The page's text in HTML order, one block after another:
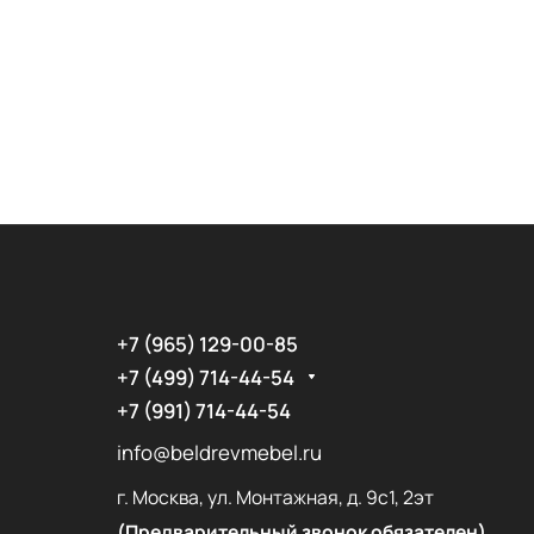
+7 (965) 129-00-85
+7 (499) 714-44-54
+7 (991) 714-44-54
info@beldrevmebel.ru
г. Москва, ул. Монтажная, д. 9с1, 2эт